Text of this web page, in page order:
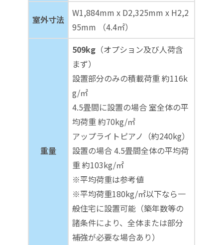
室外寸法
W1,884mm x D2,325mm x H2,2
95mm （4.4㎡）
重量
509kg （オプション及び人荷含
まず）
設置部分のみの積載荷重 約116k
g/㎡
4.5畳間に設置の場合 室全体の平
均荷重 約70kg/㎡
アップライトピアノ（約240kg）
設置の場合 4.5畳間全体の平均荷
重 約103kg/㎡
※平均荷重は参考値
※平均荷重180kg/㎡以下なら一
般住宅に設置可能（築年数等の
諸条件により、全体または部分
補強が必要な場合あり）